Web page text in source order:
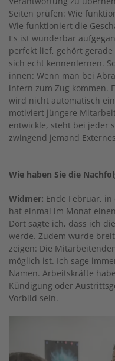
Seiten prüfen: Wie
Wie funktioniert die
Es ist wunderbar
perfekt lief, gehört
sich echt kennenlernen.
innen: Wenn man bei
intern zum Zug kommen.
wird nicht automatisch
motiviert jüngere
entwickle, steht bei jeder
zwingend jemand
Wie haben Sie die
Widmer: Ende Februar, in
hat einmal im Monat
Dort sagte ich, dass ich
werde. Zudem wurde
zeigen: Die
möglich ist. Ich sage
Namen. Arbeitskräfte
Kündigung oder
Vorbild sein.